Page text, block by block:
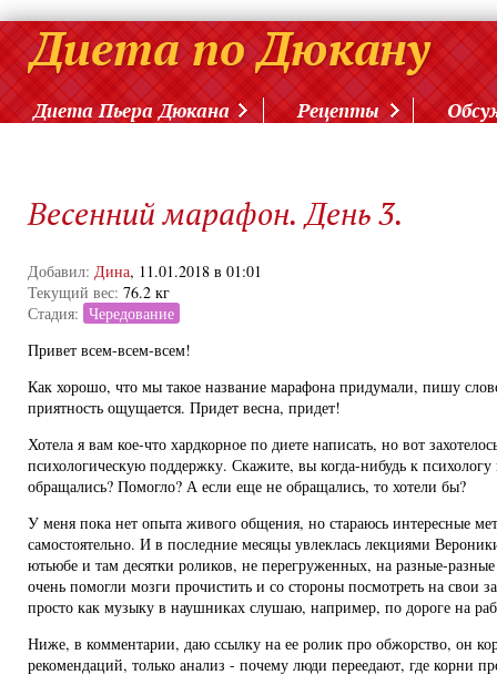
Диета Пьера Дюкана Рецепты
Весенний марафон. День 3.
Добавил: Дина, 11.01.2018 в 01:01
Текущий вес: 76.2 кг
Стадия: Чередование
Привет всем-всем-всем!
Как хорошо, что мы такое название марафона придумали, пишу
приятность ощущается. Придет весна, придет!
Хотела я вам кое-что хардкорное по диете написать, но вот
психологическую поддержку. Скажите, вы когда-нибудь к психологу
обращались? Помогло? А если еще не обращались, то хотели бы?
У меня пока нет опыта живого общения, но стараюсь интересные
самостоятельно. И в последние месяцы увлеклась лекциями
ютьюбе и там десятки роликов, не перегруженных, на разные-
очень помогли мозги прочистить и со стороны посмотреть на свои
просто как музыку в наушниках слушаю, например, по дороге на
Ниже, в комментарии, даю ссылку на ее ролик про обжорство, он
рекомендаций, только анализ - почему люди переедают, где корни